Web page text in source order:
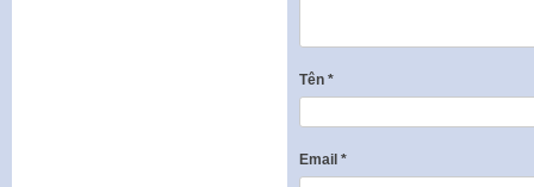
Tên *
Email *